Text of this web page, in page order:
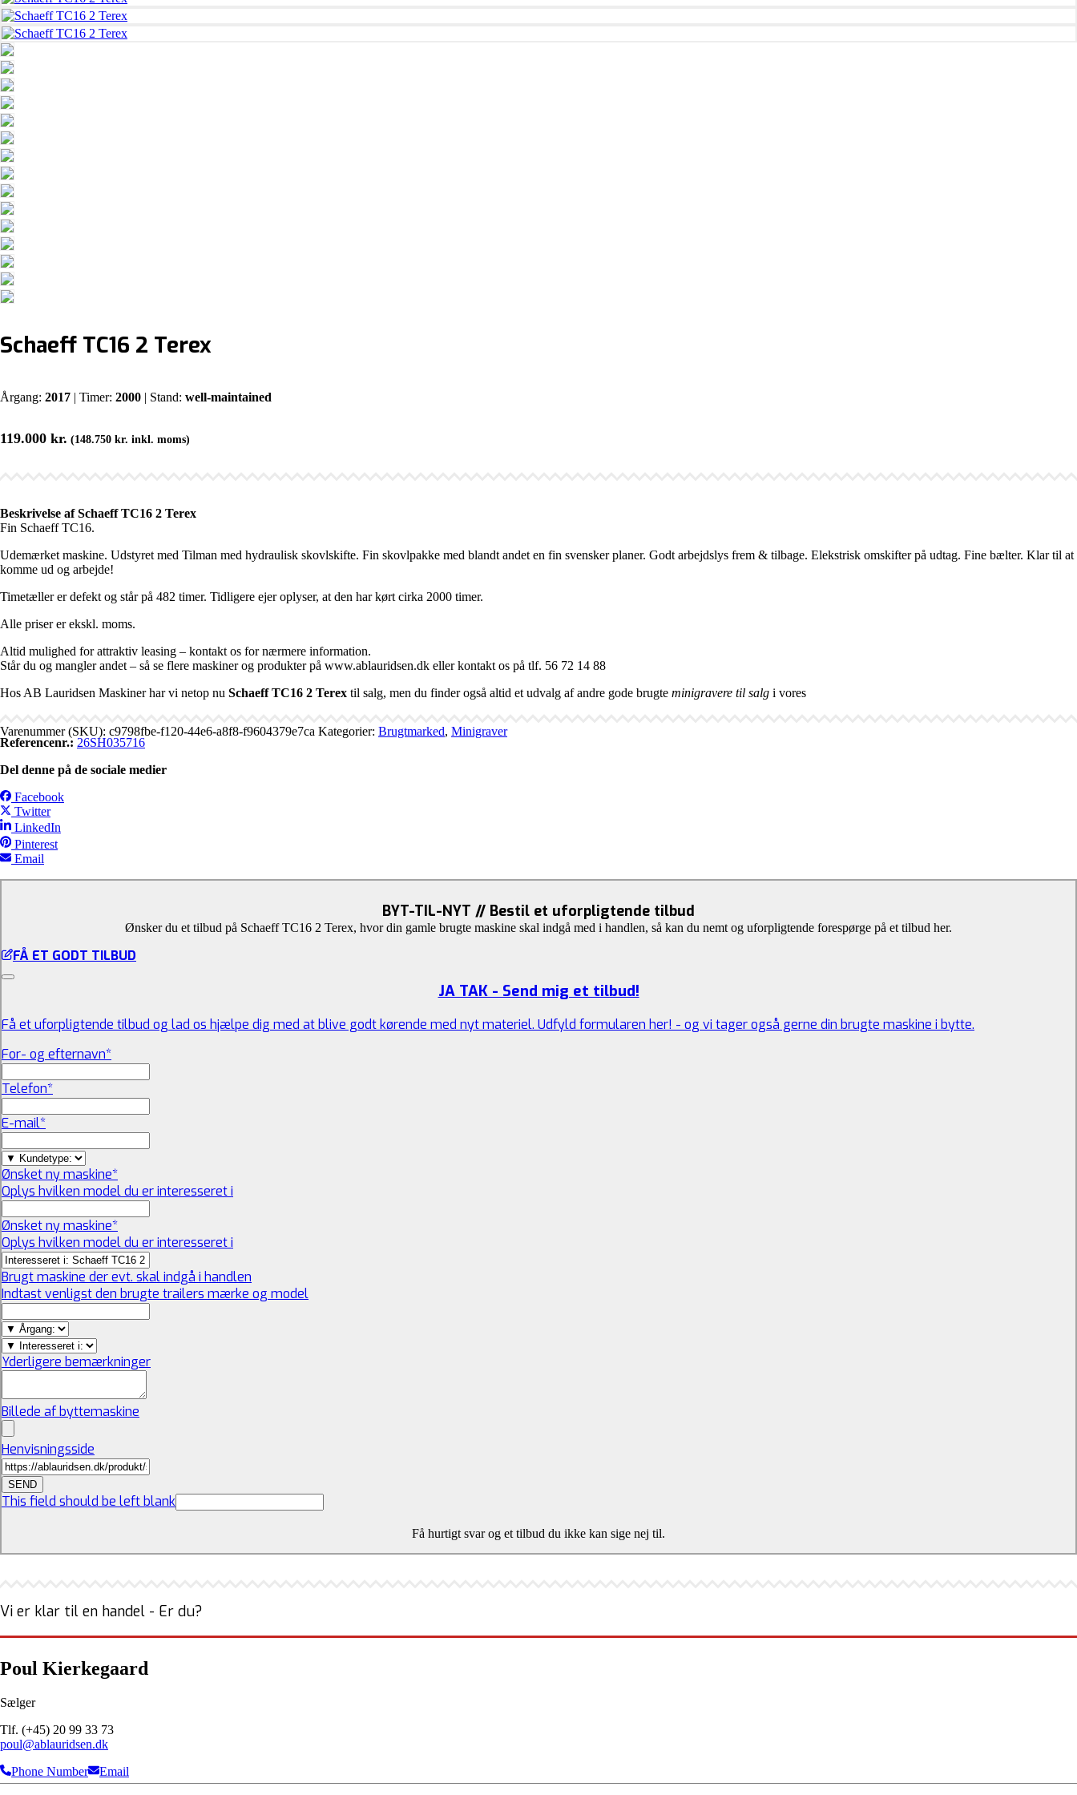
Schaeff TC16 2 Terex
Årgang: 2017 | Timer: 2000 | Stand: well-maintained
119.000 kr. (148.750 kr. inkl. moms)
Beskrivelse af Schaeff TC16 2 Terex
Fin Schaeff TC16.
Udemærket maskine. Udstyret med Tilman med hydraulisk skovlskifte. Fin skovlpakke med blandt andet en fin svensker planer. Godt arbejdslys frem & tilbage. Elekstrisk omskifter på udtag. Fine bælter. Klar til at
komme ud og arbejde!
Timetæller er defekt og står på 482 timer. Tidligere ejer oplyser, at den har kørt cirka 2000 timer.
Alle priser er ekskl. moms.
Altid mulighed for attraktiv leasing – kontakt os for nærmere information.
Står du og mangler andet – så se flere maskiner og produkter på www.ablauridsen.dk eller kontakt os på tlf. 56 72 14 88
Hos AB Lauridsen Maskiner har vi netop nu Schaeff TC16 2 Terex til salg, men du finder også altid et udvalg af andre gode brugte minigravere til salg i vores
Varenummer (SKU): c9798fbe-f120-44e6-a8f8-f9604379e7ca Kategorier: Brugtmarked, Minigraver
Referencenr.: 26SH035716
Del denne på de sociale medier
Facebook
Twitter
LinkedIn
Pinterest
Email
BYT-TIL-NYT // Bestil et uforpligtende tilbud
Ønsker du et tilbud på Schaeff TC16 2 Terex, hvor din gamle brugte maskine skal indgå med i handlen, så kan du nemt og uforpligtende forespørge på et tilbud her.
FÅ ET GODT TILBUD
JA TAK - Send mig et tilbud!
Få et uforpligtende tilbud og lad os hjælpe dig med at blive godt kørende med nyt materiel. Udfyld formularen her! - og vi tager også gerne din brugte maskine i bytte.
For- og efternavn*
Telefon*
E-mail*
Ønsket ny maskine*
Oplys hvilken model du er interesseret i
Ønsket ny maskine*
Oplys hvilken model du er interesseret i
Brugt maskine der evt. skal indgå i handlen
Indtast venligst den brugte trailers mærke og model
Yderligere bemærkninger
Billede af byttemaskine
Henvisningsside
SEND
This field should be left blank
Få hurtigt svar og et tilbud du ikke kan sige nej til.
Vi er klar til en handel - Er du?
Poul Kierkegaard
Sælger
Tlf. (+45) 20 99 33 73
poul@ablauridsen.dk
Phone Number
Email